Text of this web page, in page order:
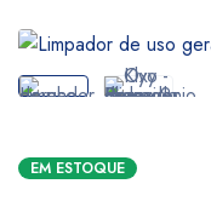
EM ESTOQUE